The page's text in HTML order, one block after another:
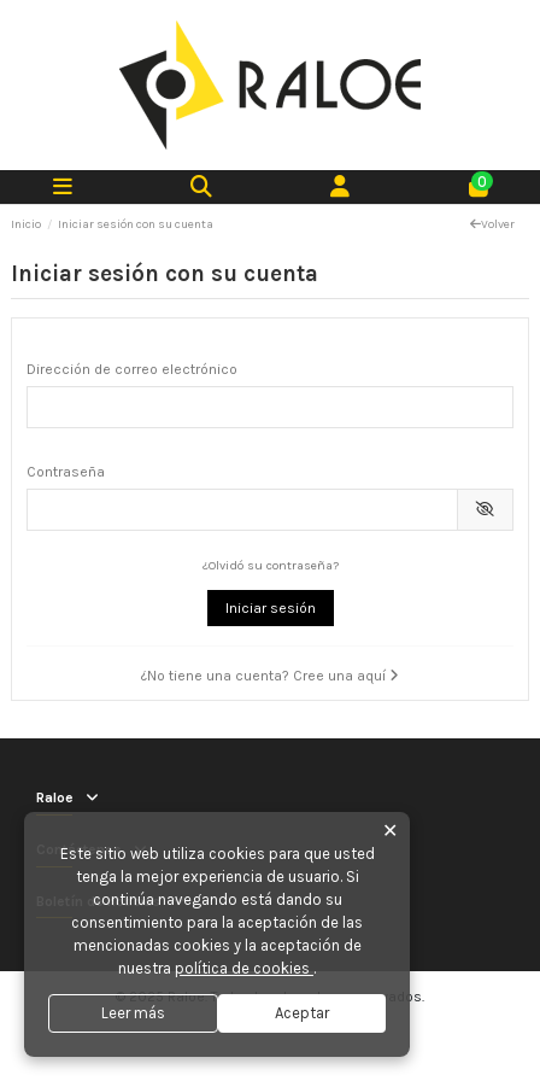
0
Inicio Iniciar sesión con su cuenta Volver
Iniciar sesión con su cuenta
Dirección de correo electrónico
Contraseña
¿Olvidó su contraseña?
Iniciar sesión
¿No tiene una cuenta? Cree una aquí
Raloe
Contáctenos
Boletín de noticias
© 2025 Raloe. Todos los derechos reservados.
✕
Este sitio web utiliza cookies para que usted
tenga la mejor experiencia de usuario. Si
continúa navegando está dando su
consentimiento para la aceptación de las
mencionadas cookies y la aceptación de
nuestra política de cookies .
Leer más Aceptar